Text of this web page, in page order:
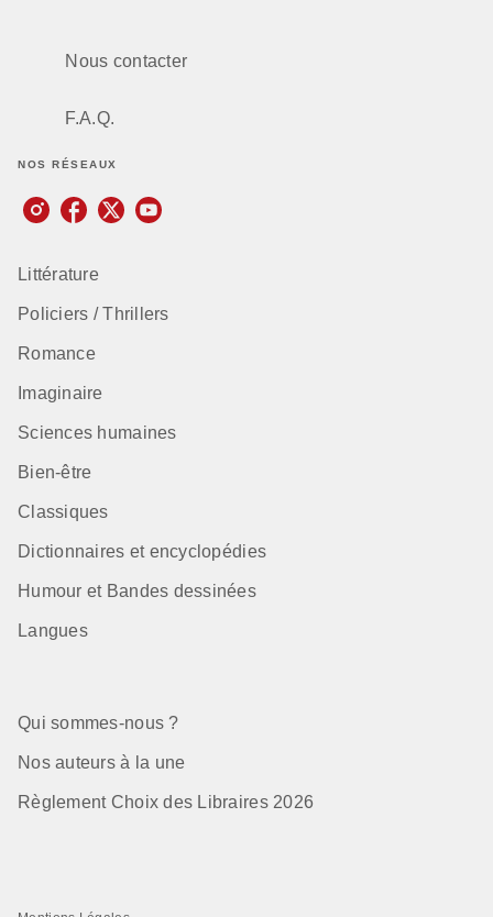
Nous contacter
F.A.Q.
NOS RÉSEAUX
Littérature
Policiers / Thrillers
Romance
Imaginaire
Sciences humaines
Bien-être
Classiques
Dictionnaires et encyclopédies
Humour et Bandes dessinées
Langues
Qui sommes-nous ?
Nos auteurs à la une
Règlement Choix des Libraires 2026